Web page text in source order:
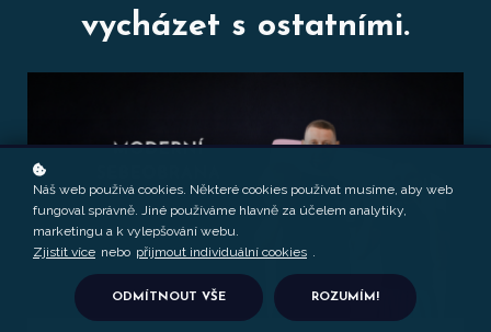
vycházet s ostatními.
Náš web používá cookies. Některé cookies používat musíme, aby web
fungoval správně. Jiné používáme hlavně za účelem analytiky,
marketingu a k vylepšování webu.
Zjistit více nebo přijmout individuální cookies .
ODMÍTNOUT VŠE ROZUMÍM!